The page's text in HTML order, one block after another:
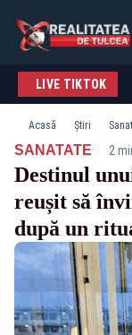
LIVE TIKTOK
Acasă Știri
SANATATE· 2
Destinul
reușit să
după un